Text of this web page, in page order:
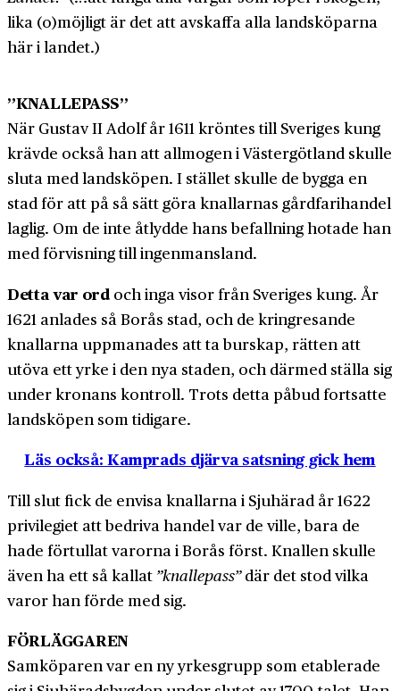
lika (o)möjligt är det att avskaffa alla lands­köparna
här i landet.)
”KNALLEPASS”
När Gustav II Adolf år 1611 kröntes till Sveriges kung
krävde också han att all­mogen i Väster­götland skulle
sluta med lands­köpen. I stället skulle de bygga en
stad för att på så sätt göra knallarnas gård­fari­handel
laglig. Om de inte åtlydde hans befallning hotade han
med förvisning till ingen­mans­land.
Detta var ordoch inga visor från Sveriges kung. År
1621 anlades så Borås stad, och de kring­resande
knallarna uppmanades att ta burskap, rätten att
utöva ett yrke i den nya staden, och därmed ställa sig
under kronans kontroll. Trots detta påbud fortsatte
lands­köpen som tidigare.
Läs också: Kamprads djärva satsning gick hem
Till slut fick de envisa knallarna i Sjuhärad år 1622
privilegiet att bedriva handel var de ville, bara de
hade för­tullat varorna i Borås först. Knallen skulle
även ha ett så kallat ”knalle­pass”där det stod vilka
varor han förde med sig.
FÖRLÄGGAREN
Sam­köparen var en ny yrkes­grupp som etablerade